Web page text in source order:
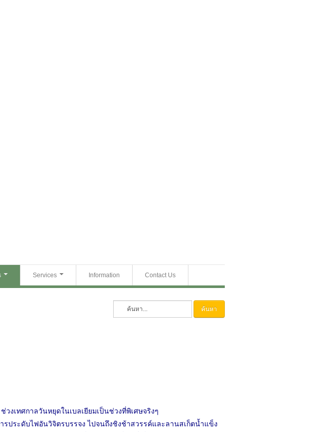
Services Information Contact Us
ค้นหา
งเทศกาลวันหยุดในเบลเยียมเป็นช่วงที่พิเศษจริงๆ
ประดับไฟอันวิจิตรบรรจง ไปจนถึงชิงช้าสวรรค์และลานสเก็ตน้ำแข็ง